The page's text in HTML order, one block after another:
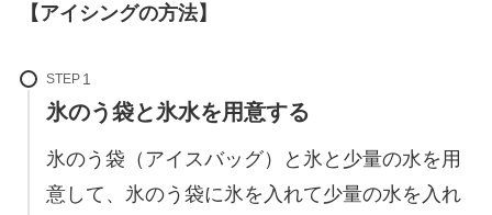
【アイシングの方法】
STEP
氷のう袋と氷水を用意する
氷のう袋（アイスバッグ）と氷と少量の水を用
意して、氷のう袋に氷を入れて少量の水を入れ